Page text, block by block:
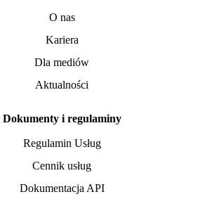
O nas
Kariera
Dla mediów
Aktualności
Dokumenty i regulaminy
Regulamin Usług
Cennik usług
Dokumentacja API